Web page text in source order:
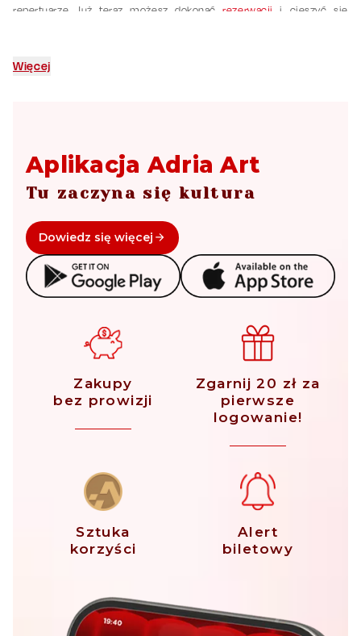
repertuarze. Już teraz możesz dokonaćrezerwacji
i cieszyć się
Więcej
Aplikacja Adria Art
Tu zaczyna się kultura
Dowiedz się więcej
Zakupy
bez prowizji
Zgarnij 20 zł za
pierwsze
logowanie!
Sztuka
korzyści
Alert
biletowy